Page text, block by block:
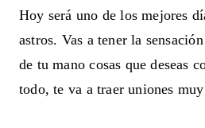
Hoy será uno de los mejores
astros. Vas a tener la
de tu mano cosas que deseas
todo, te va a traer uniones